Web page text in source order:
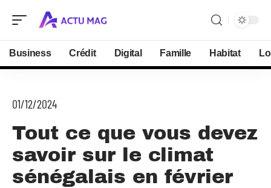
Business Crédit Digital Famille Habitat
01/12/2024
Tout ce que vous devez
savoir sur le climat
sénégalais en février